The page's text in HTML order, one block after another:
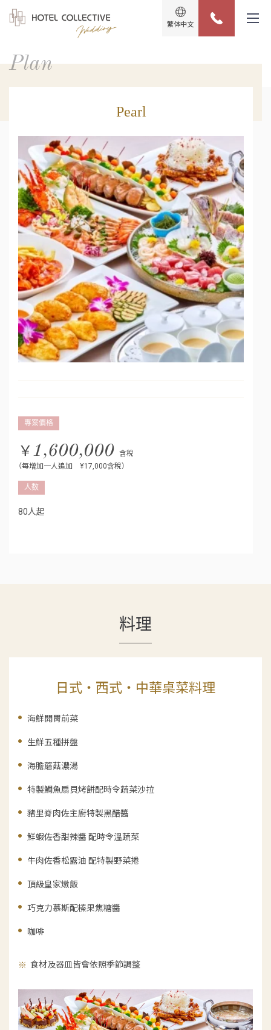
繁体中文
Plan
Pearl
專案價格
￥ 1,600,000 含稅
（每增加一人追加 ¥17,000含稅）
人数
80人起
料理
日式・西式・中華桌菜料理
海鮮開胃前菜
生鮮五種拼盤
海膽蘑菇濃湯
特製鯛魚扇貝烤餅配時令蔬菜沙拉
豬里脊肉佐主廚特製黑醋醬
鮮蝦佐香甜辣醬 配時令溫蔬菜
牛肉佐香松露油 配特製野菜捲
頂級皇家燉飯
巧克力慕斯配榛果焦糖醬
咖啡
食材及器皿皆會依照季節調整